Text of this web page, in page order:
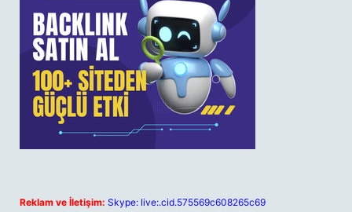
Reklam ve İletişim: Skype: live:.cid.575569c608265c69